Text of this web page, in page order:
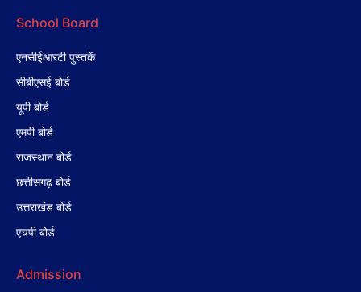
School Board
एनसीईआरटी पुस्तकें
सीबीएसई बोर्ड
यूपी बोर्ड
एमपी बोर्ड
राजस्थान बोर्ड
छत्तीसगढ़ बोर्ड
उत्तराखंड बोर्ड
एचपी बोर्ड
Admission